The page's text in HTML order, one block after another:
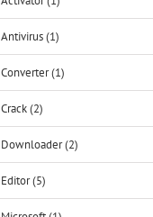
Antivirus (1)
Converter (1)
Crack (2)
Downloader (2)
Editor (5)